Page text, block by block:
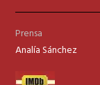
Prensa
Analía Sánchez